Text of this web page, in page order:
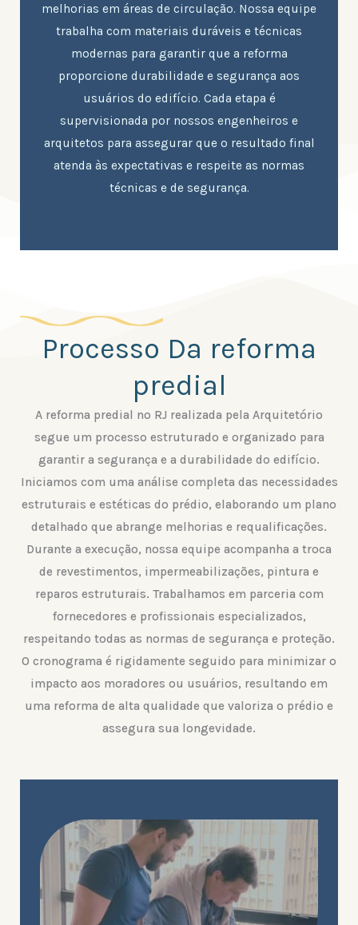
melhorias em áreas de circulação. Nossa equipe
trabalha com materiais duráveis e técnicas
modernas para garantir que a reforma
proporcione durabilidade e segurança aos
usuários do edifício. Cada etapa é
supervisionada por nossos engenheiros e
arquitetos para assegurar que o resultado final
atenda às expectativas e respeite as normas
técnicas e de segurança.
Processo Da reforma
predial
A reforma predial no RJ realizada pela Arquitetório
segue um processo estruturado e organizado para
garantir a segurança e a durabilidade do edifício.
Iniciamos com uma análise completa das necessidades
estruturais e estéticas do prédio, elaborando um plano
detalhado que abrange melhorias e requalificações.
Durante a execução, nossa equipe acompanha a troca
de revestimentos, impermeabilizações, pintura e
reparos estruturais. Trabalhamos em parceria com
fornecedores e profissionais especializados,
respeitando todas as normas de segurança e proteção.
O cronograma é rigidamente seguido para minimizar o
impacto aos moradores ou usuários, resultando em
uma reforma de alta qualidade que valoriza o prédio e
assegura sua longevidade.